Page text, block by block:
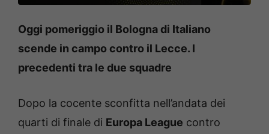
Oggi pomeriggio il Bologna di Italiano
scende in campo contro il Lecce. I
precedenti tra le due squadre
Dopo la cocente sconfitta nell’andata dei
quarti di finale di Europa League contro